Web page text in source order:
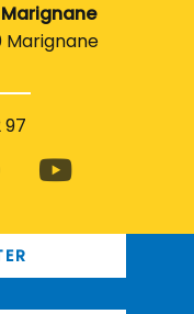
Marignane
97